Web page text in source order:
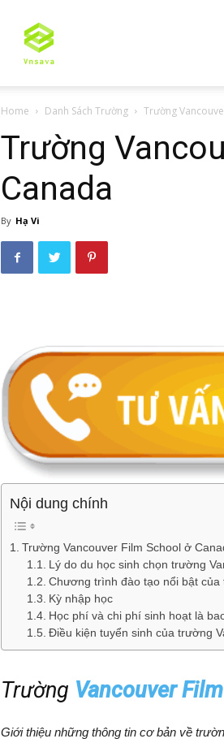
Vnsava.com
Home Danh Sách Trường Trường
Trường
Canada
By Hạ Vi
Nội dung chính
Trường Vancouver Film School ở
Lý do du học sinh chọn trường
Chương trình đào tạo nổi bật
Kỳ nhập học
Học phí và chi phí sinh hoạt là
Điều kiện tuyển sinh của trường
Trường Vancouver
Giới thiệu những thông tin cơ bản về